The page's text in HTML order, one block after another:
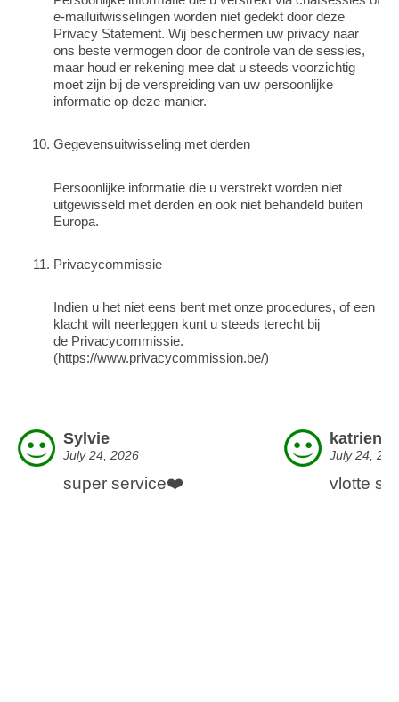
e-mailuitwisselingen worden niet gedekt door deze
Privacy Statement. Wij beschermen uw privacy naar
ons beste vermogen door de controle van de sessies,
maar houd er rekening mee dat u steeds voorzichtig
moet zijn bij de verspreiding van uw persoonlijke
informatie op deze manier.
Gegevensuitwisseling met derden
Persoonlijke informatie die u verstrekt worden niet
uitgewisseld met derden en ook niet behandeld buiten
Europa.
Privacycommissie
Indien u het niet eens bent met onze procedures, of een
klacht wilt neerleggen kunt u steeds terecht bij
de Privacycommissie.
(https://www.privacycommission.be/)
Sylvie
July 24, 2026
super service❤️
katrien
July 24,
vlotte